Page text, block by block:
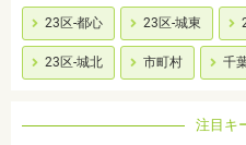
23区-都心 23区-城東
23区-城北 市町村 千
注目キ